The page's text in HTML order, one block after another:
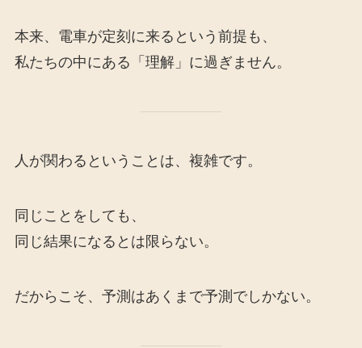
本来、電車が定刻に来るという前提も、
私たちの中にある「理解」に過ぎません。
人が関わるということは、複雑です。
同じことをしても、
同じ結果になるとは限らない。
だからこそ、予測はあくまで予測でしかない。